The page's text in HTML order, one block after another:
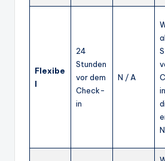
Flexibe
l
24
Stunden
vor dem
Check-
in
N / A